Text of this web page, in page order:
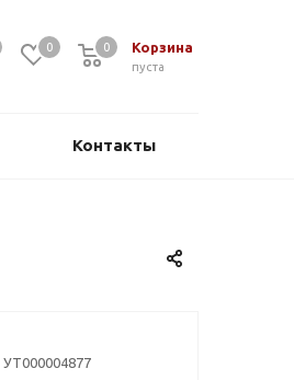
0 Корзина
0
пуста
0
Контакты
УТ000004877